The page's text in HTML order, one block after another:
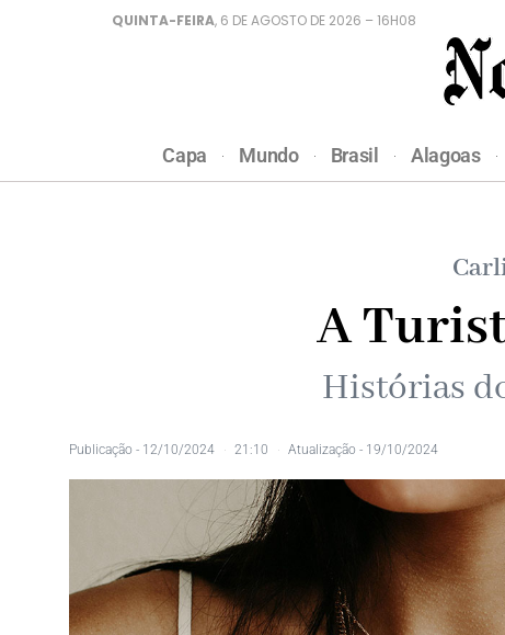
QUINTA-FEIRA, 6 DE AGOSTO DE 2026 – 16H08
Capa Mundo Brasil Alagoas
A
Histórias
Publicação - 12/10/2024 21:10 Atualização - 19/10/2024